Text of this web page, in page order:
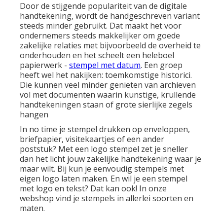
Door de stijgende populariteit van de digitale
handtekening, wordt de handgeschreven variant
steeds minder gebruikt. Dat maakt het voor
ondernemers steeds makkelijker om goede
zakelijke relaties met bijvoorbeeld de overheid te
onderhouden en het scheelt een heleboel
papierwerk - stempel met datum. Een groep
heeft wel het nakijken: toemkomstige historici.
Die kunnen veel minder genieten van archieven
vol met documenten waarin kunstige, krullende
handtekeningen staan of grote sierlijke zegels
hangen
In no time je stempel drukken op enveloppen,
briefpapier, visitekaartjes of een ander
poststuk? Met een logo stempel zet je sneller
dan het licht jouw zakelijke handtekening waar je
maar wilt. Bij kun je eenvoudig stempels met
eigen logo laten maken. En wil je een stempel
met logo en tekst? Dat kan ook! In onze
webshop vind je stempels in allerlei soorten en
maten.